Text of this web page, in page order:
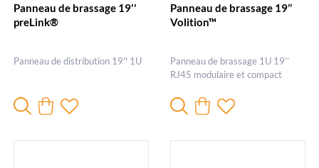
Panneau de brassage 19''
preLink®
Panneau de distribution 19'' 1U
Panneau de brassage 19’’
Volition™
Panneau de brassage 1U 19’’
RJ45 modulaire et compact